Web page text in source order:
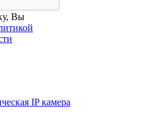
Вы
IP камера